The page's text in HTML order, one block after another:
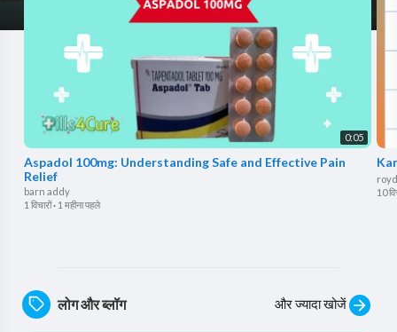
0:05
Aspadol 100mg: Understanding Safe and Effective Pain
Relief
barn addy
1 विचारों· 1 महीना पहले
10
लोग और ब्लॉग और ज्यादा खोजें